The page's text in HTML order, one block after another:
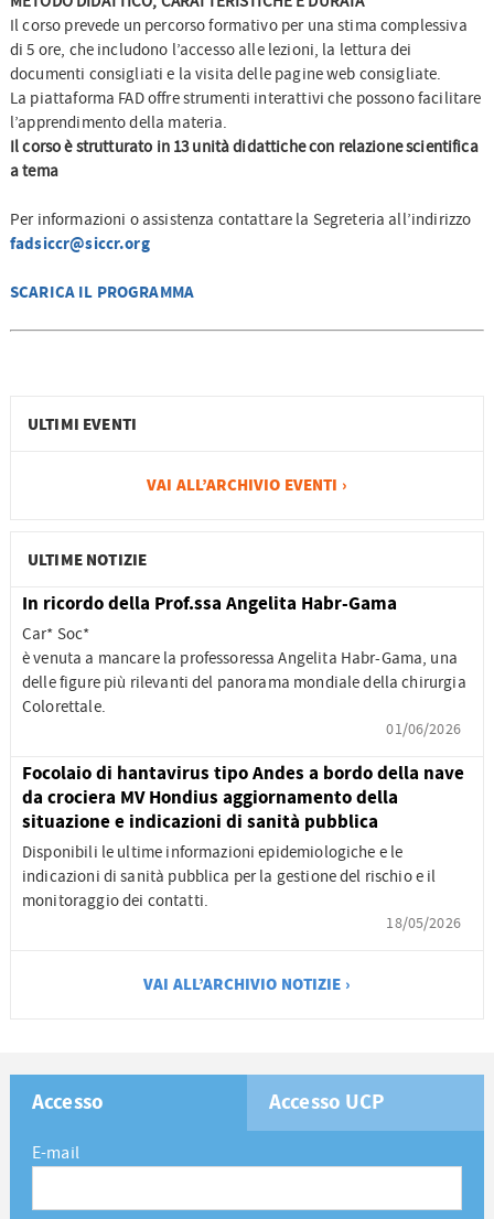
Il corso prevede un percorso formativo per una stima complessiva
di 5 ore, che includono l’accesso alle lezioni, la lettura dei
documenti consigliati e la visita delle pagine web consigliate.
La piattaforma FAD offre strumenti interattivi che possono facilitare
l’apprendimento della materia.
Il corso è strutturato in 13 unità didattiche con relazione scientifica
a tema
Per informazioni o assistenza contattare la Segreteria all’indirizzo
fadsiccr@siccr.org
SCARICA IL PROGRAMMA
ULTIMI EVENTI
VAI ALL’ARCHIVIO EVENTI ›
ULTIME NOTIZIE
In ricordo della Prof.ssa Angelita Habr-Gama
Car* Soc*
è venuta a mancare la professoressa Angelita Habr-Gama, una
delle figure più rilevanti del panorama mondiale della chirurgia
Colorettale.
01/06/2026
Focolaio di hantavirus tipo Andes a bordo della nave
da crociera MV Hondius aggiornamento della
situazione e indicazioni di sanità pubblica
Disponibili le ultime informazioni epidemiologiche e le
indicazioni di sanità pubblica per la gestione del rischio e il
monitoraggio dei contatti.
18/05/2026
VAI ALL’ARCHIVIO NOTIZIE ›
Accesso Accesso UCP
E-mail